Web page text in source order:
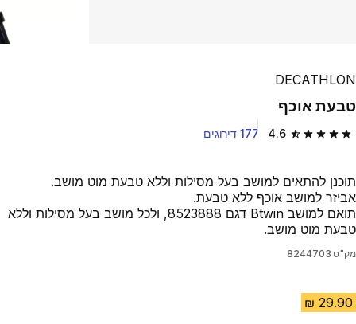
DECATHLON
טבעת אוכף
4.6 4.6 out of 5 stars from 177 reviews 177 דירוגים
תוכנן להתאים למושב בעל מסילות וללא טבעת מוט מושב.
אביזר למושב אוכף ללא טבעת.
תואם למושב Btwin דגם 8523888, ולכל מושב בעל מסילות וללא
טבעת מוט מושב.
מק"ט 8244703